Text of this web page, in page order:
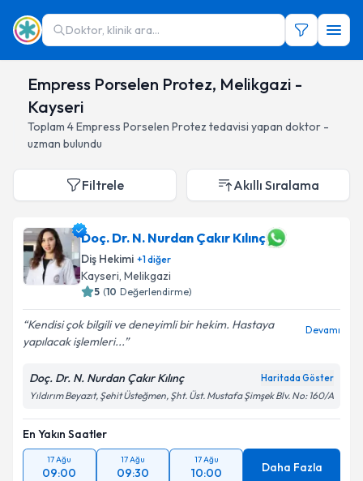
Doktor, klinik ara...
Empress Porselen Protez, Melikgazi -
Kayseri
Toplam 4Empress Porselen Protez tedavisi yapan doktor -
uzman bulundu
Filtrele Akıllı Sıralama
Doç. Dr. N. Nurdan Çakır Kılınç
Diş Hekimi +1diğer
Kayseri, Melikgazi
5 (10 Değerlendirme)
Kendisi çok bilgili ve deneyimli bir hekim. Hastaya
yapılacak işlemleri...
Devamı
Doç. Dr. N. Nurdan Çakır Kılınç Haritada Göster
Yıldırım Beyazıt, Şehit Üsteğmen, Şht. Üst. Mustafa Şimşek Blv. No: 160/A
En Yakın Saatler
17 Ağu
09:00
17 Ağu
09:30
17 Ağu
10:00 Daha Fazla